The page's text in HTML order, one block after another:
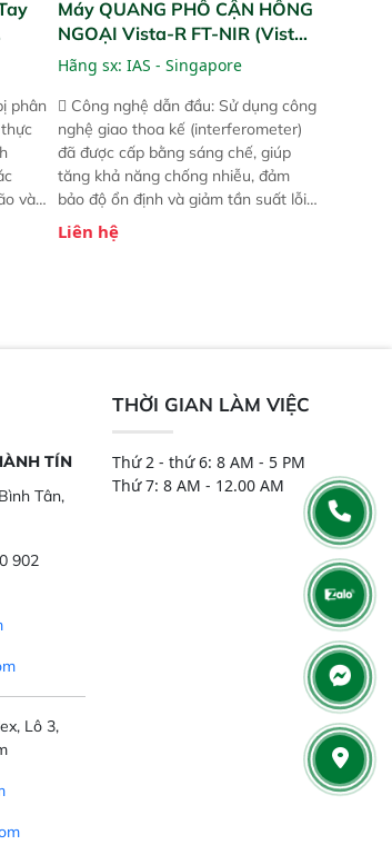
phân
và
bất
tích
Máy QUANG PHỔ CẬN HỒNG
NGOẠI Vista-R FT-NIR (Vista-
R FT-NIR Analyzer)
Hãng sx: IAS - Singapore
 Công nghệ dẫn đầu: Sử dụng công
nghệ giao thoa kế (interferometer)
đã được cấp bằng sáng chế, giúp
tăng khả năng chống nhiễu, đảm
bảo độ ổn định và giảm tần suất lỗi.
 Phạm vi ứng dụng rộng: Đáp ứng
nhu cầu kiểm tra đa dạng mẫu mã
Liên hệ
TÍN
Tân,
902
Lô 3,
THỜI GIAN LÀM VIỆC
Thứ 2 - thứ 6: 8 AM - 5 PM
Thứ 7: 8 AM - 12.00 AM